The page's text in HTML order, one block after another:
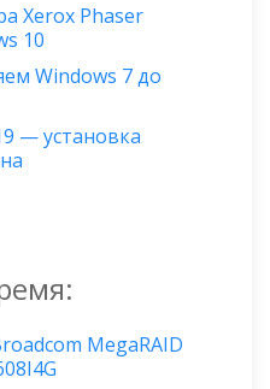
Xerox Phaser
10
Windows 7 до
— установка
MegaRAID